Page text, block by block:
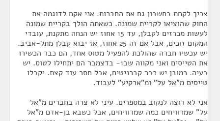
צריך לקחת בחשבון גם את החברות. אני אקח לדוגמה את
החוק שהוציאו לקריית שמונה. כשאתה הולך בקריית שמונה
לעשות מכרזים לקבלן, עד 15 אחוז יש הנחה מתקנת, עובדי
המקום זוכים, אבל אם זה 25 אחוז, אז יבוא קבלן מתל-אביב.
יש עכשיו חברה שהולכת להפעיל מטוס אחד, הם כבר הכשירו
את הטייסים ואני מקווה שב1- בדצמבר הם יתחילו לטוס. יש
בעיה. כמובן יש כבר קברניטים, אבל חסר עוד קצת. יקבלו
טייסים מ"אל על" ומ"ארקיע" לעבוד.
אני לא רוצה לנקוב במספרים. עיני לא צרה בחברים מ"אל
על" שמרוויחים כמה שמרוויחים, אבל כשבא בן-אדם מ"אל